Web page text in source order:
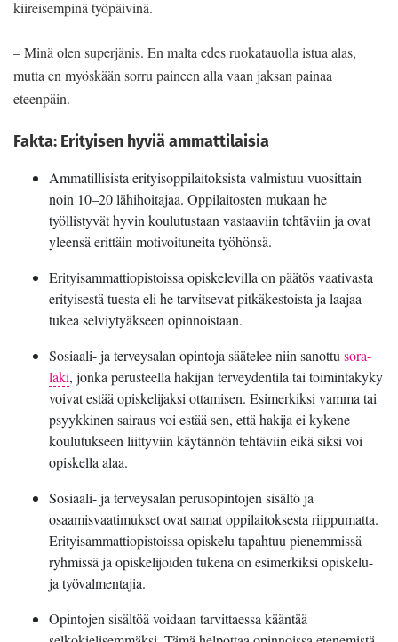
kiireisempinä työpäivinä.
– Minä olen superjänis. En malta edes ruokatauolla istua alas,
mutta en myöskään sorru paineen alla vaan jaksan painaa
eteenpäin.
Fakta: Erityisen hyviä ammattilaisia
Ammatillisista erityisoppilaitoksista valmistuu vuosittain
noin 10–20 lähihoitajaa. Oppilaitosten mukaan he
työllistyvät hyvin koulutustaan vastaaviin tehtäviin ja ovat
yleensä erittäin motivoituneita työhönsä.
Erityisammattiopistoissa opiskelevilla on päätös vaativasta
erityisestä tuesta eli he tarvitsevat pitkäkestoista ja laajaa
tukea selviytyäkseen opinnoistaan.
Sosiaali- ja terveysalan opintoja säätelee niin sanottu sora-
laki, jonka perusteella hakijan terveydentila tai toimintakyky
voivat estää opiskelijaksi ottamisen. Esimerkiksi vamma tai
psyykkinen sairaus voi estää sen, että hakija ei kykene
koulutukseen liittyviin käytännön tehtäviin eikä siksi voi
opiskella alaa.
Sosiaali- ja terveysalan perusopintojen sisältö ja
osaamisvaatimukset ovat samat oppilaitoksesta riippumatta.
Erityisammattiopistoissa opiskelu tapahtuu pienemmissä
ryhmissä ja opiskelijoiden tukena on esimerkiksi opiskelu-
ja työvalmentajia.
Opintojen sisältöä voidaan tarvittaessa kääntää